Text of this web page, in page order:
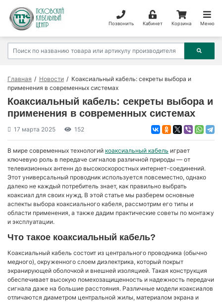
Позвонить Кабинет Корзина Меню
Главная Новости
Коаксиальный кабель: секреты выбора и
применения в современных системах
Коаксиальный кабель: секреты выбора и
применения в современных системах
17 марта 2025 152
В мире современных технологий коаксиальный кабель играет
ключевую роль в передаче сигналов различной природы — от
телевизионных антенн до высокоскоростных интернет-соединений.
Этот универсальный проводник используется повсеместно, однако
далеко не каждый потребитель знает, как правильно выбрать
коаксиал для своих нужд. В этой статье мы разберем основные
аспекты выбора коаксиального кабеля, рассмотрим его типы и
области применения, а также дадим практические советы по монтажу
и эксплуатации.
Что такое коаксиальный кабель?
Коаксиальный кабель состоит из центрального проводника (обычно
медного), окруженного слоем диэлектрика, который покрыт
экранирующей оболочкой и внешней изоляцией. Такая конструкция
обеспечивает высокую помехозащищенность и надежность передачи
сигнала даже на большие расстояния. Различные модели коаксиалов
отличаются диаметром центральной жилы, материалом экрана и